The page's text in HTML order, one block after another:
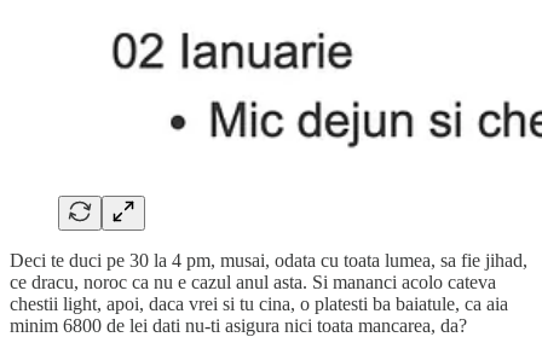
Deci te duci pe 30 la 4 pm, musai, odata cu toata lumea, sa fie jihad,
ce dracu, noroc ca nu e cazul anul asta. Si mananci acolo cateva
chestii light, apoi, daca vrei si tu cina, o platesti ba baiatule, ca aia
minim 6800 de lei dati nu-ti asigura nici toata mancarea, da?